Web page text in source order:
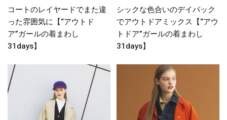
コートのレイヤードでまた違
った雰囲気に【“アウトド
ア”ガールの着まわし
31days】
シックな色合いのデイパック
でアウトドアミックス【“アウ
トドア”ガールの着まわし
31days】